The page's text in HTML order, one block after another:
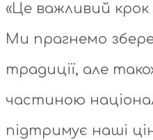
«Це важливий
Ми прагнемо
традиції, але
частиною
підтримує наші